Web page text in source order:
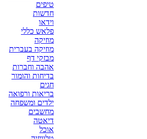
טיפים
חדשות
וידאו
פלאש כללי
מוזיקה
מוזיקה בעברית
מבזקי דף
אהבה וחברות
בדיחות והומור
חגים
בריאות ורפואה
ילדים ומשפחה
מחשבים
דיאטה
אוכל